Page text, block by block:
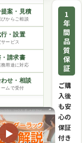
案・見積
びからご相談
・設置
ービス
・請求書
務用途に対応
わせ・相談
ムで受付
▶
1
年
間
品
質
保
証
ご購
入後
も安
心の
保証
付き